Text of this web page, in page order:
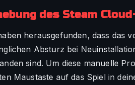
des Steam
herausgefunden, dass das
Absturz bei
sind. Um diese manuelle
Maustaste auf das Spiel in